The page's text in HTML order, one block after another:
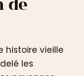
histoire vieille
les